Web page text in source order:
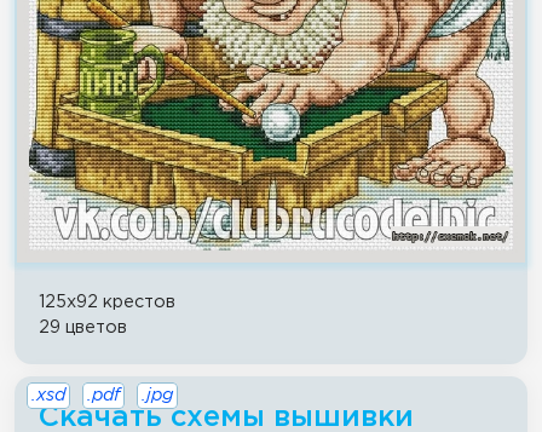
125x92 крестов
29 цветов
Скачать схемы вышивки
.xsd .pdf .jpg